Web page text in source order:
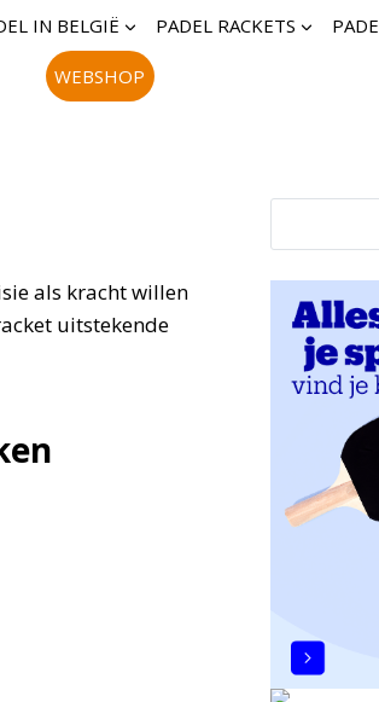
IN BELGIË PADEL RACKETS
WEBSHOP
als kracht willen
uitstekende